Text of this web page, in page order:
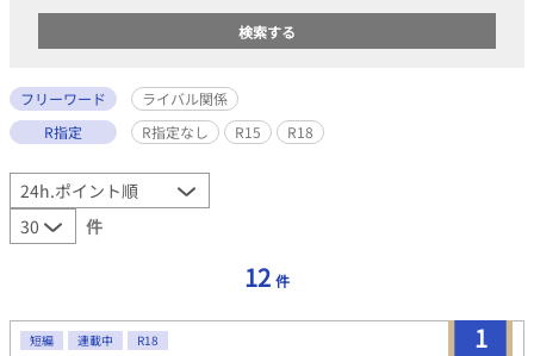
フリーワード
ライバル関係
R指定
R指定なし R15 R18
件
12 件
1
短編 連載中 R18